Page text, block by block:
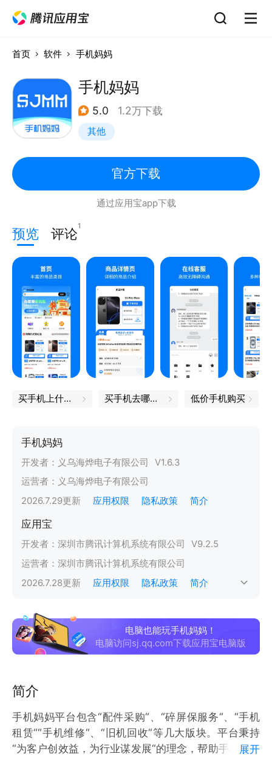
首页 软件 手机妈妈
手机妈妈
5.0 1.2万下载
其他
官方下载
通过应用宝app下载
预览 评论1
买手机上什么网 买手机去哪里买 低价手机购买
手机妈妈
开发者： 义乌海烨电子有限公司 V1.6.3
运营者： 义乌海烨电子有限公司
2026.7.29更新 应用权限 隐私政策 简介
应用宝
开发者： 深圳市腾讯计算机系统有限公司 V9.2.5
运营者： 深圳市腾讯计算机系统有限公司
2026.7.28更新 应用权限 隐私政策 简介
电脑也能玩手机妈妈！
电脑访问sj.qq.com下载应用宝电脑版
简介
手机妈妈平台包含“配件采购“、“碎屏保服务“、“手机
租赁““手机维修“、“旧机回收“等几大版块。平台秉持
“为客户创效益，为行业谋发展“的理念，帮助手机店商
展开